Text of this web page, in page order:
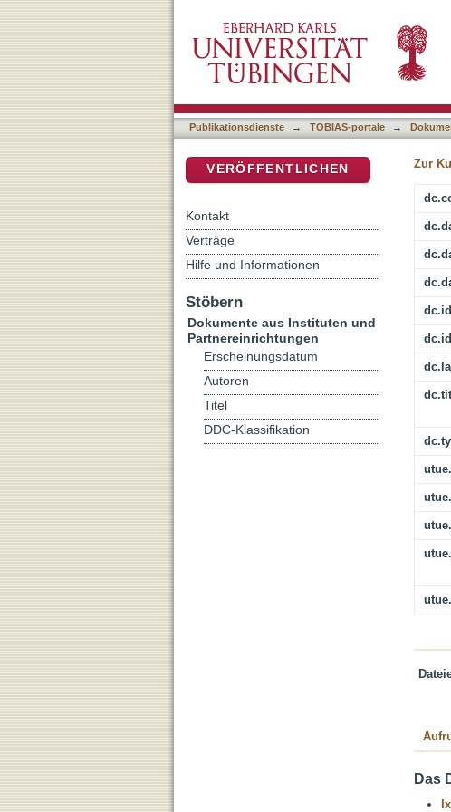
Jahresversammlung 2001
Publikationsdienste → TOBIAS-portale →
Zur
Das
VERÖFFENTLICHEN
Kontakt
Verträge
Hilfe und Informationen
Stöbern
Dokumente aus Instituten und
Partnereinrichtungen
Erscheinungsdatum
Autoren
Titel
DDC-Klassifikation